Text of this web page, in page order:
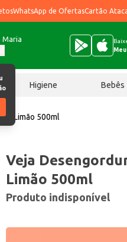
WhatsApp de OfertasCartão
Maria
Higiene Bebês
Limão 500ml
Veja
Limão 500ml
Produto indisponível